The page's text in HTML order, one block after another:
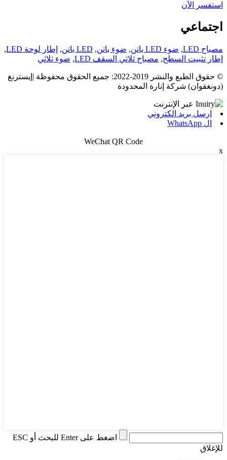
استفسر الآن
اجتماعي
مصباح LED , ضوء LED باتن , ضوء باتن, LED باتن , إطار لوحة LED
,
إطار تثبيت السطح, مصباح ثلاثي السقف LED , ضوء ثلاثي
© حقوق الطبع والنشر 2019-2022: جميع الحقوق محفوظة |إيسترنغ
(دونغقوان) شركة إنارة المحدودة
ارسل بريد الكتروني
ال WhatsApp
WeChat QR Code
x
اضغط على Enter للبحث أو ESC
للإغلاق